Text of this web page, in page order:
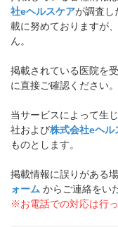
社eヘルスケアが調査し
載に努めておりますが
ん。
掲載されている医院を
に直接ご確認ください。
当サービスによって生
社および株式会社eヘル
ものとします。
掲載情報に誤りがある
ォーム からご連絡をい
※お電話での対応は行